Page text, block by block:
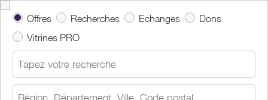
Offres Recherches Echanges
Dons
Vitrines PRO